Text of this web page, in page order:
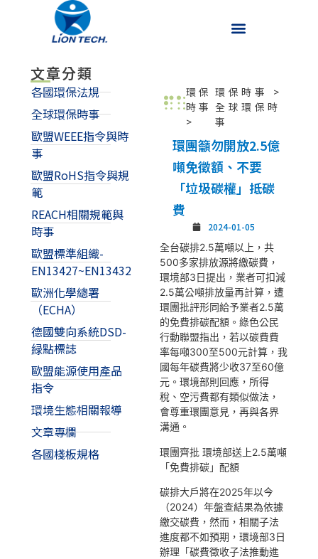
文章分類
各國環保法規
全球環保時事
歐盟WEEE指令與時
事
歐盟RoHS指令與規
範
REACH相關規範與
時事
歐盟標準組織-
EN13427~EN13432
歐洲化學總署
（ECHA）
德國雙向系統DSD-
緑點標誌
歐盟能源使用產品
指令
環境生態相關報導
文章專欄
各國棧板規格
環保
時事
>
環保時事
>
全球環保時
事
環團籲勿開放2.5億
噸免徵額、不要
「垃圾碳權」抵碳
費
2024-01-05
全台碳排2.5萬噸以上，共
500多家排放源將繳碳費，
環境部3日提出，業者可扣減
2.5萬公噸排放量再計算，遭
環團批評形同給予業者2.5萬
的免費排碳配額。綠色公民
行動聯盟指出，若以碳費費
率每噸300至500元計算，我
國每年碳費將少收37至60億
元。環境部則回應，所得
稅、空污費都有類似做法，
會尊重環團意見，再與各界
溝通。
環團齊批 環境部送上2.5萬噸
「免費排碳」配額
碳排大戶將在2025年以今
（2024）年盤查結果為依據
繳交碳費，然而，相關子法
進度都不如預期，環境部3日
辦理「碳費徵收子法推動進